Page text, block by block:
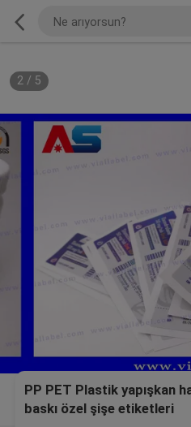
2/ 5
PP PET Plastik yapışkan
baskı özel şişe etiketleri